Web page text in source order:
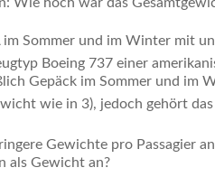
Sommer und im Winter mit
Boeing 737 einer
Gepäck im Sommer und im
wie in 3), jedoch gehört
Gewichte pro Passagier
als Gewicht an?